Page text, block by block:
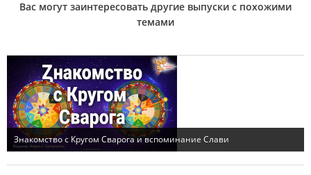
Вас могут заинтересовать другие выпуски с похожими
темами